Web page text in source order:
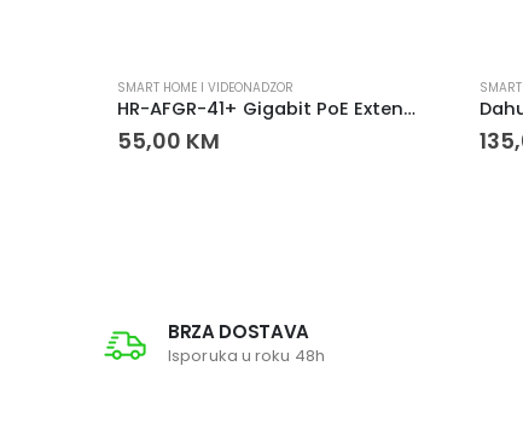
SMART HOME I VIDEONADZOR
HR-AFGR-41+ Gigabit PoE Extender – DIN Rail 1IN 4OUT
55,00 KM
BRZA DOSTAVA
Isporuka u roku 48h